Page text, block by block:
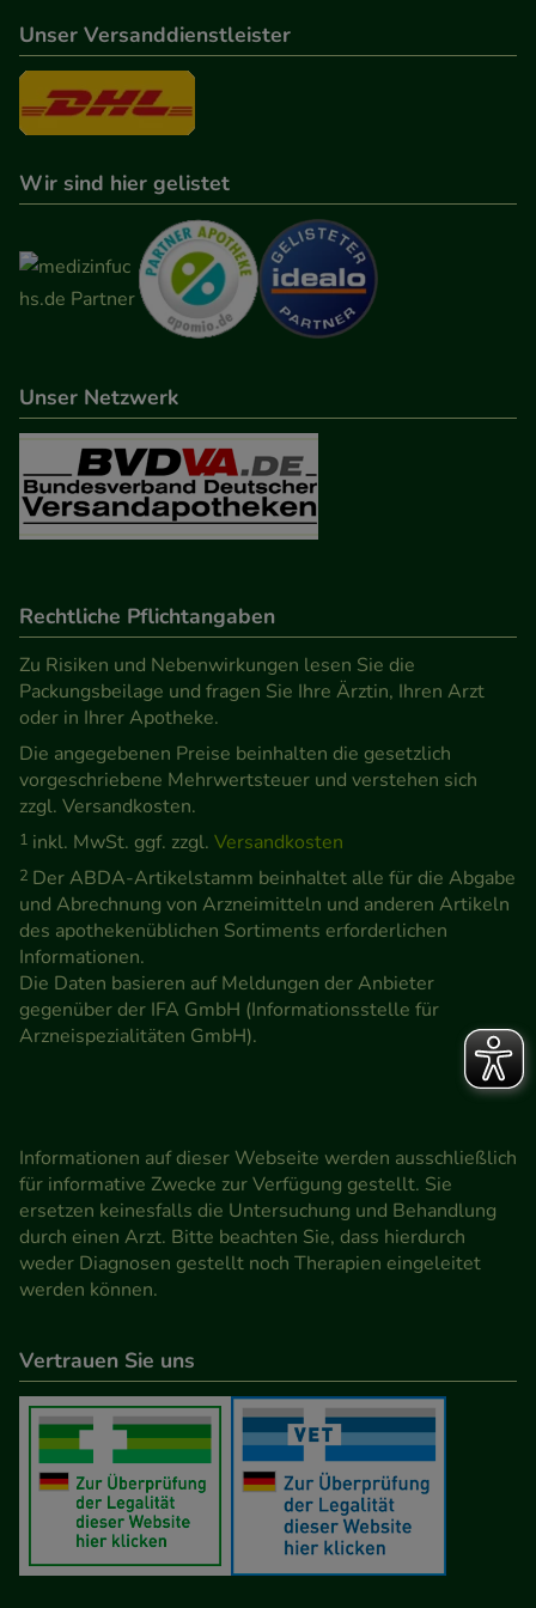
anzupassen. Komfort-Cookies ermöglichen es uns
auch auf Ihre Bedürfnisse zugeschrittene Inhalte
anzuzeigen und unser Partnerprogramm zu
betreiben.
Statistik & Tracking:Hierüber lassen sich
Informationen über die Art und Weise der Nutzung
unserer Website sammeln, mit deren Hilfe wir
unsere Website weiter für Sie optimieren können,
den Inhalt auf unserer Website aber auch die
Werbung auf Drittseiten möglichst relevant für Sie
teilweise an Dritte wie z.B. Google oder soziale
Medien übertragen werden.
Unser Versanddienstleister
Wir sind hier gelistet
Unser Netzwerk
Rechtliche Pflichtangaben
Zu Risiken und Nebenwirkungen lesen Sie die
Packungsbeilage und fragen Sie Ihre Ärztin, Ihren Arzt
oder in Ihrer Apotheke.
Die angegebenen Preise beinhalten die gesetzlich
vorgeschriebene Mehrwertsteuer und verstehen sich
zzgl. Versandkosten.
1 inkl. MwSt. ggf. zzgl. Versandkosten
2 Der ABDA-Artikelstamm beinhaltet alle für die Abgabe
und Abrechnung von Arzneimitteln und anderen Artikeln
des apothekenüblichen Sortiments erforderlichen
Informationen.
Die Daten basieren auf Meldungen der Anbieter
gegenüber der IFA GmbH (Informationsstelle für
Arzneispezialitäten GmbH).
Informationen auf dieser Webseite werden ausschließlich
für informative Zwecke zur Verfügung gestellt. Sie
ersetzen keinesfalls die Untersuchung und Behandlung
durch einen Arzt. Bitte beachten Sie, dass hierdurch
weder Diagnosen gestellt noch Therapien eingeleitet
werden können.
Vertrauen Sie uns